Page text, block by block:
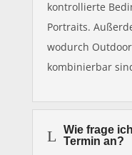
kontrollierte
Portraits.
wodurch
kombinierbar
L
Wie frage
Termin an?